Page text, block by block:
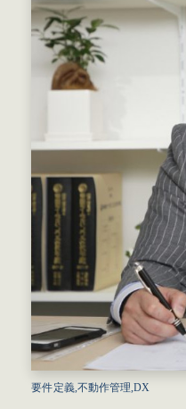
要件定義,不動作管理,DX